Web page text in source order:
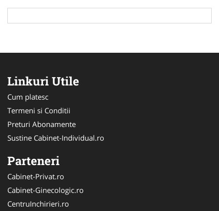
Linkuri Utile
Cum platesc
Termeni si Conditii
Preturi Abonamente
Sustine Cabinet-Individual.ro
Parteneri
Cabinet-Privat.ro
Cabinet-Ginecologic.ro
CentruInchirieri.ro